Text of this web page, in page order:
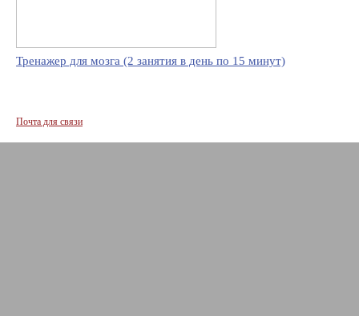
Тренажер для мозга (2 занятия в день по 15 минут)
Почта для связи